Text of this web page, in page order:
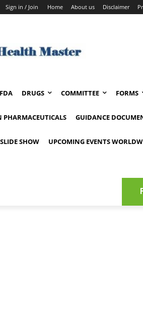
Sign in / Join Home About us Disclaimer
FDA DRUGS COMMITTEE FORMS
PHARMACEUTICALS GUIDANCE
SHOW UPCOMING EVENTS